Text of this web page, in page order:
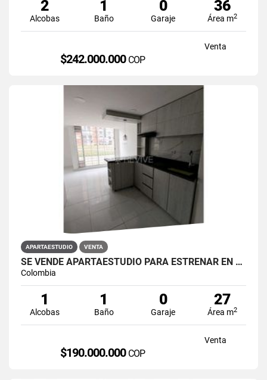
2
Alcobas
1
Baño
0
Garaje
36
Área m2
Venta
$242.000.000 COP
APARTAESTUDIO VENTA
SE VENDE APARTAESTUDIO PARA ESTRENAR EN PRIMAVERA 6-39 ET 2
Colombia
1
Alcobas
1
Baño
0
Garaje
27
Área m2
Venta
$190.000.000 COP